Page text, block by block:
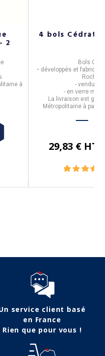
2
à
4 bols Cédrat
Bols
- développés et
Rochère
- vendus
- enverre
La livraison est
Métropolitaine à partir
29,83 € HT
service client basé
en France
Rien que pour vous !